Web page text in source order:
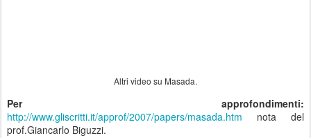
Altri video su Masada.
Per approfondimenti:
http://www.gliscritti.it/approf/2007/papers/masada.htm nota del
prof.Giancarlo Biguzzi.